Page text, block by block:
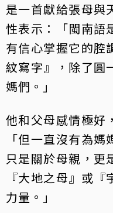
是一首獻給張母與
性表示：「閩南語
有信心掌握它的腔
紋寫字』，除了圓
媽們。」
他和父母感情極好
「但一直沒有為
只是關於母親，更
『大地之母』或
力量。」